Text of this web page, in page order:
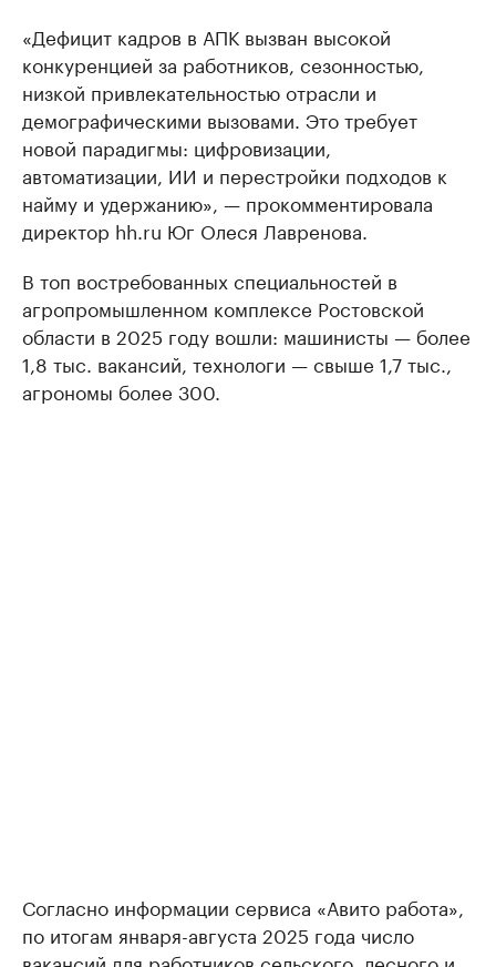
«Дефицит кадров в АПК вызван высокой
конкуренцией за работников, сезонностью,
низкой привлекательностью отрасли и
демографическими вызовами. Это требует
новой парадигмы: цифровизации,
автоматизации, ИИ и перестройки подходов к
найму и удержанию», — прокомментировала
директор hh.ru Юг Олеся Лавренова.
В топ востребованных специальностей в
агропромышленном комплексе Ростовской
области в 2025 году вошли: машинисты — более
1,8 тыс. вакансий, технологи — свыше 1,7 тыс.,
агрономы более 300.
Согласно информации сервиса «Авито работа»,
по итогам января-августа 2025 года число